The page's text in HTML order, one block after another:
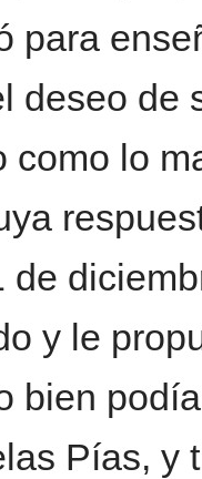
para
deseo de
como lo
de
y le
bien
Pías, y